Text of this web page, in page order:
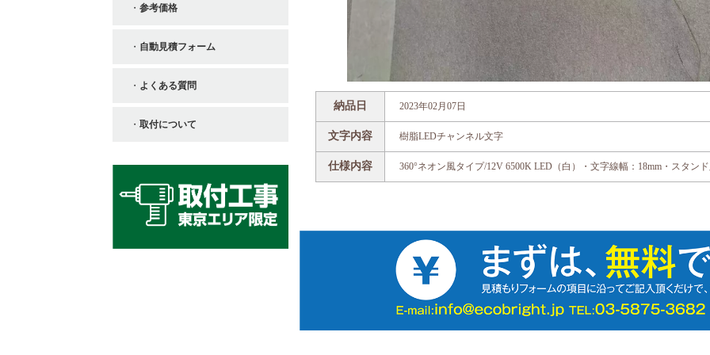
参考価格
自動見積フォーム
よくある質問
取付について
納品日 2023年02月07日
文字内容 樹脂LEDチャンネル文字
仕様内容 360°ネオン風タイプ/12V 6500K LED（白）・文字線幅：18mm・スタン